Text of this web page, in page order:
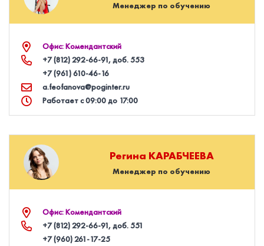
Менеджер по обучению
Офис: Комендантский
+7 (812) 292‑66‑91, доб. 553
+7 (961) 610‑46‑16
a.feofanova@poginter.ru
Работает с 09:00 до 17:00
Регина КАРАБЧЕЕВА
Менеджер по обучению
Офис: Комендантский
+7 (812) 292‑66‑91, доб. 551
+7 (960) 261‑17‑25